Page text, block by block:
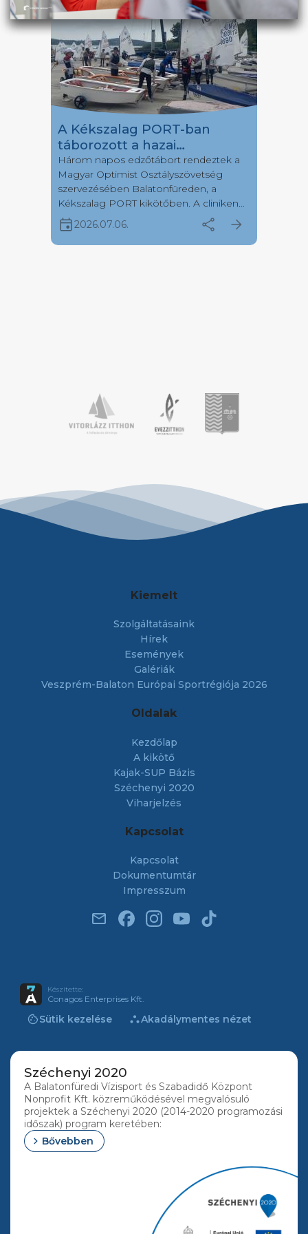
A Kékszalag PORT-ban
táborozott a hazai
Optimistes mezőny egy
része
Három napos edzőtábort rendeztek a
Magyar Optimist Osztályszövetség
szervezésében Balatonfüreden, a
Kékszalag PORT kikötőben. A cliniken
több, mint negyven fiatal versenyző
érkezett hét különböző vitorlásklubból.
Július első hetén a Kékszalag Port
event2026.07.06. share arrow_forward
Kiemelt
Szolgáltatásaink
Hírek
Események
Galériák
Veszprém-Balaton Európai Sportrégiója 2026
Oldalak
Kezdőlap
A kikötő
Kajak-SUP Bázis
Széchenyi 2020
Viharjelzés
Kapcsolat
Kapcsolat
Dokumentumtár
Impresszum
email
Készítette:
Conagos Enterprises Kft.
cookieSütik kezelése atrAkadálymentes nézet
Széchenyi 2020
A Balatonfüredi Vízisport és Szabadidő Központ
Nonprofit Kft. közreműködésével megvalósuló
projektek a Széchenyi 2020 (2014-2020 programozási
időszak) program keretében:
chevron_right Bővebben